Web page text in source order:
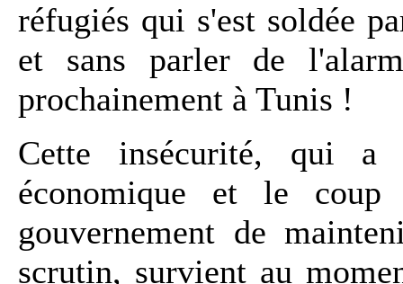
réfugiés qui s'est soldée
et sans parler de
prochainement à Tunis !
Cette insécurité, qui
économique et le
gouvernement de
scrutin, survient au